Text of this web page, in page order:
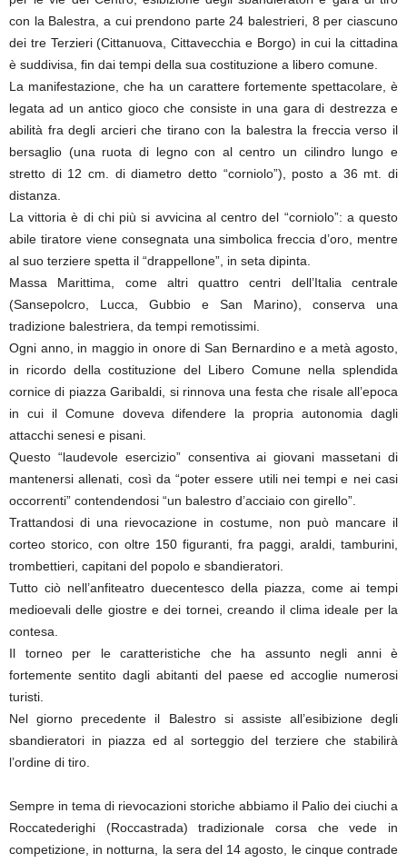
con la Balestra, a cui prendono parte 24 balestrieri, 8 per ciascuno
dei tre Terzieri (Cittanuova, Cittavecchia e Borgo) in cui la cittadina
è suddivisa, fin dai tempi della sua costituzione a libero comune.
La manifestazione, che ha un carattere fortemente spettacolare, è
legata ad un antico gioco che consiste in una gara di destrezza e
abilità fra degli arcieri che tirano con la balestra la freccia verso il
bersaglio (una ruota di legno con al centro un cilindro lungo e
stretto di 12 cm. di diametro detto “corniolo”), posto a 36 mt. di
distanza.
La vittoria è di chi più si avvicina al centro del “corniolo”: a questo
abile tiratore viene consegnata una simbolica freccia d’oro, mentre
al suo terziere spetta il “drappellone”, in seta dipinta.
Massa Marittima, come altri quattro centri dell’Italia centrale
(Sansepolcro, Lucca, Gubbio e San Marino), conserva una
tradizione balestriera, da tempi remotissimi.
Ogni anno, in maggio in onore di San Bernardino e a metà agosto,
in ricordo della costituzione del Libero Comune nella splendida
cornice di piazza Garibaldi, si rinnova una festa che risale all’epoca
in cui il Comune doveva difendere la propria autonomia dagli
attacchi senesi e pisani.
Questo “laudevole esercizio” consentiva ai giovani massetani di
mantenersi allenati, così da “poter essere utili nei tempi e nei casi
occorrenti” contendendosi “un balestro d’acciaio con girello”.
Trattandosi di una rievocazione in costume, non può mancare il
corteo storico, con oltre 150 figuranti, fra paggi, araldi, tamburini,
trombettieri, capitani del popolo e sbandieratori.
Tutto ciò nell’anfiteatro duecentesco della piazza, come ai tempi
medioevali delle giostre e dei tornei, creando il clima ideale per la
contesa.
Il torneo per le caratteristiche che ha assunto negli anni è
fortemente sentito dagli abitanti del paese ed accoglie numerosi
turisti.
Nel giorno precedente il Balestro si assiste all’esibizione degli
sbandieratori in piazza ed al sorteggio del terziere che stabilirà
l’ordine di tiro.
Sempre in tema di rievocazioni storiche abbiamo il Palio dei ciuchi a
Roccatederighi (Roccastrada) tradizionale corsa che vede in
competizione, in notturna, la sera del 14 agosto, le cinque contrade